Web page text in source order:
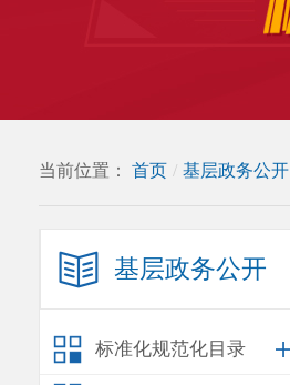
当前位置： 首页 / 基层政务公开
基层政务公开
标准化规范化目录